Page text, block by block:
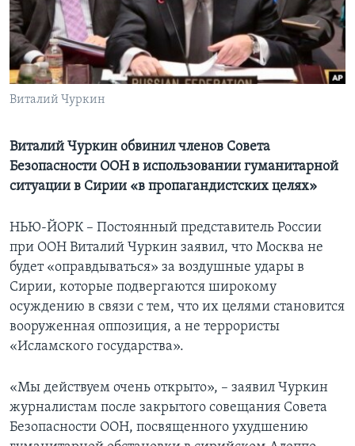
Learning English
СОЦИАЛЬНЫЕ СЕТИ
Языки
Виталий Чуркин
Виталий Чуркин обвинил членов Совета
Безопасности ООН в использовании гуманитарной
ситуации в Сирии «в пропагандистских целях»
НЬЮ-ЙОРК – Постоянный представитель России
при ООН Виталий Чуркин заявил, что Москва не
будет «оправдываться» за воздушные удары в
Сирии, которые подвергаются широкому
осуждению в связи с тем, что их целями становится
вооруженная оппозиция, а не террористы
«Исламского государства».
«Мы действуем очень открыто», – заявил Чуркин
журналистам после закрытого совещания Совета
Безопасности ООН, посвященного ухудшению